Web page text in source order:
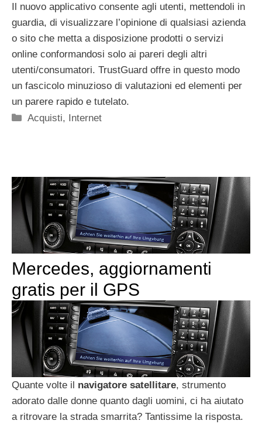
Il nuovo applicativo consente agli utenti, mettendoli in
guardia, di visualizzare l’opinione di qualsiasi azienda
o sito che metta a disposizione prodotti o servizi
online conformandosi solo ai pareri degli altri
utenti/consumatori. TrustGuard offre in questo modo
un fascicolo minuzioso di valutazioni ed elementi per
un parere rapido e tutelato.
Categorie
Acquisti, Internet
Mercedes, aggiornamenti
gratis per il GPS
Quante volte il navigatore satellitare, strumento
adorato dalle donne quanto dagli uomini, ci ha aiutato
a ritrovare la strada smarrita? Tantissime la risposta.